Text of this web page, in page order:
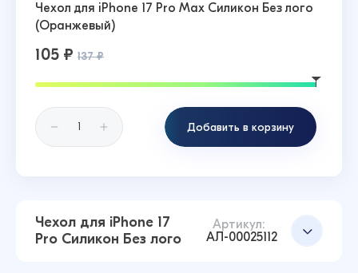
Чехол для iPhone 17 Pro Max Силикон Без лого
(Оранжевый)
105 ₽ 137 ₽
Добавить в корзину
Чехол для iPhone 17
Pro Силикон Без лого
Артикул:
АЛ-00025112